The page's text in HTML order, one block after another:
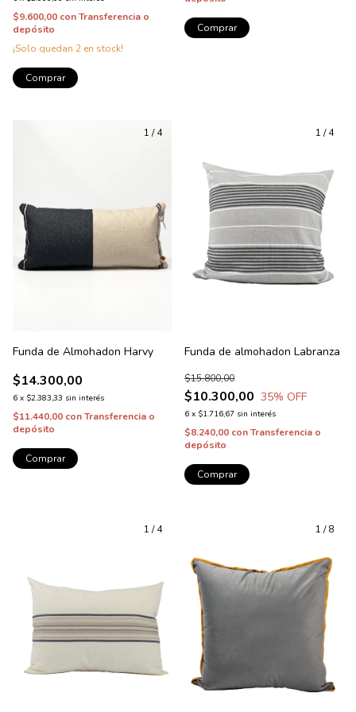
$9.600,00 conTransferencia o
depósito
¡Solo quedan 2 en stock!
Comprar
Comprar
1 /4
Funda de Almohadon Harvy
$14.300,00
6 x $2.383,33 sin interés
$11.440,00 conTransferencia o
depósito
Comprar
1 /4
Funda de almohadon Labranza
$10.300,00
$15.800,00
35% OFF
6 x $1.716,67 sin interés
$8.240,00 conTransferencia o
depósito
Comprar
1 /4 1 /8